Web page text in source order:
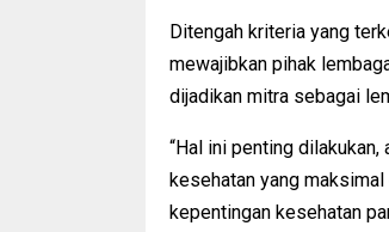
Ditengah kriteria yang
mewajibkan pihak
dijadikan mitra sebagai
“Hal ini penting
kesehatan yang maksimal
kepentingan kesehatan